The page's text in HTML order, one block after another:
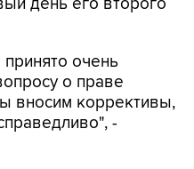
очень
о праве
вносим коррективы,
-